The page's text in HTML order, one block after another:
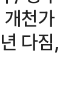
천가
다짐,